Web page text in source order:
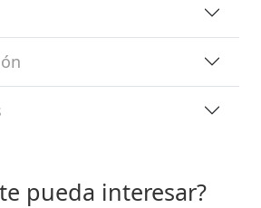
pueda interesar?